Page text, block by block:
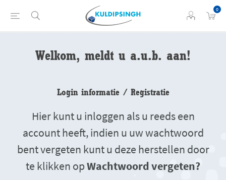
0
Welkom, meldt u a.u.b. aan!
Login informatie / Registratie
Hier kunt u inloggen als u reeds een
account heeft, indien u uw wachtwoord
bent vergeten kunt u deze herstellen door
te klikken opWachtwoord vergeten?